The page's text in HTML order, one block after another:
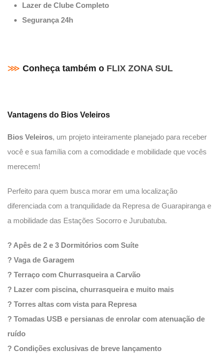
Lazer de Clube Completo
Segurança 24h
⋙ Conheça também o FLIX ZONA SUL
Vantagens do Bios Veleiros
Bios Veleiros, um projeto inteiramente planejado para receber
você e sua família com a comodidade e mobilidade que vocês
merecem!
Perfeito para quem busca morar em uma localização
diferenciada com a tranquilidade da Represa de Guarapiranga e
a mobilidade das Estações Socorro e Jurubatuba.
? Apês de 2 e 3 Dormitórios com Suíte
? Vaga de Garagem
? Terraço com Churrasqueira a Carvão
? Lazer com piscina, churrasqueira e muito mais
? Torres altas com vista para Represa
? Tomadas USB e persianas de enrolar com atenuação de
ruído
? Condições exclusivas de breve lançamento